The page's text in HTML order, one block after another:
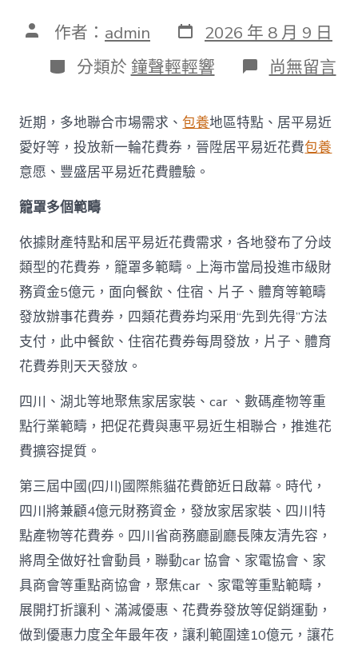
文 作者： admin 發
表
日
期
2026 年 8 月 9 日
分
類
分類於 鐘聲輕輕響 在
〈多
派
發
新
真
金
查
包
養
網
站
白
滅
花
費
_
中
國
網〉
中
尚無留言
近期，多地聯合市場需求、包養地區特點、居平易近
愛好等，投放新一輪花費券，晉陞居平易近花費包養
意愿、豐盛居平易近花費體驗。
籠罩多個範疇
依據財產特點和居平易近花費需求，各地發布了分歧
類型的花費券，籠罩多範疇。上海市當局投進市級財
務資金5億元，面向餐飲、住宿、片子、體育等範疇
發放辦事花費券，四類花費券均采用“先到先得”方法
支付，此中餐飲、住宿花費券每周發放，片子、體育
花費券則天天發放。
四川、湖北等地聚焦家居家裝、car 、數碼產物等重
點行業範疇，把促花費與惠平易近生相聯合，推進花
費擴容提質。
第三屆中國(四川)國際熊貓花費節近日啟幕。時代，
四川將兼顧4億元財務資金，發放家居家裝、四川特
點產物等花費券。四川省商務廳副廳長陳友清先容，
將周全做好社會動員，聯動car 協會、家電協會、家
具商會等重點商協會，聚焦car 、家電等重點範疇，
展開打折讓利、滿減優惠、花費券發放等促銷運動，
做到優惠力度全年最年夜，讓利範圍達10億元，讓花